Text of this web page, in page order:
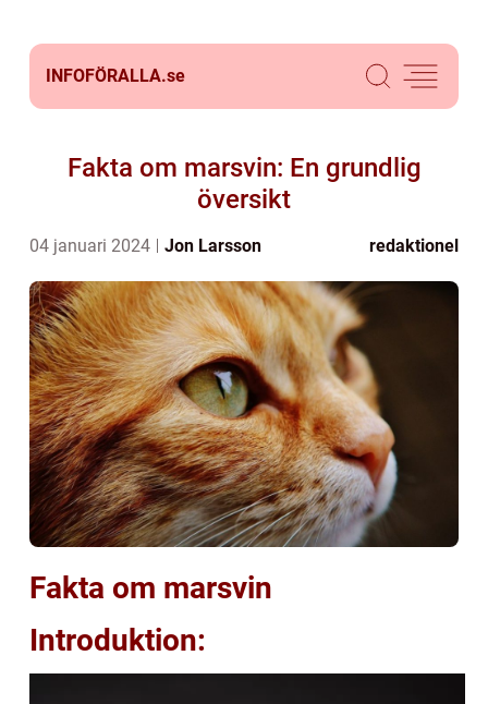
INFOFÖRALLA.se
Fakta om marsvin: En grundlig
översikt
04 januari 2024 Jon Larsson redaktionel
Fakta om marsvin
Introduktion: